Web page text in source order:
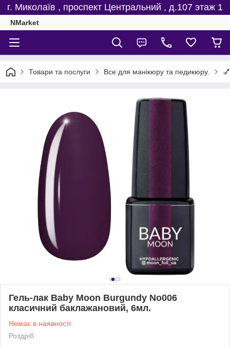
г. Миколаїв , проспект Центральний , д.107 этаж 1
NMarket
Товари та послуги Все для манікюру та педикюру.
Гель-лак Baby Moon Burgundy No006
класичний баклажановий, 6мл.
Немає в наявності
Роздріб